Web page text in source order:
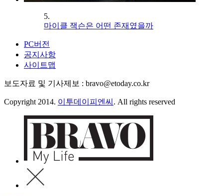
5.
마이클 잭슨은 어떤 존재였을까
PC버전
공지사항
사이트맵
보도자료 및 기사제보 : bravo@etoday.co.kr
Copyright 2014. 이투데이피엔씨 . All rights reserved